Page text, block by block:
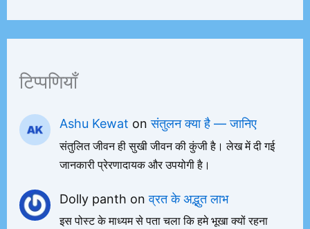
टिप्पणियाँ
Ashu Kewat onसंतुलन क्या है — जानिए
संतुलित जीवन ही सुखी जीवन की कुंजी है। लेख में दी गई
जानकारी प्रेरणादायक और उपयोगी है।
Dolly panth onव्रत के अद्भुत लाभ
इस पोस्ट के माध्यम से पता चला कि हमे भूखा क्यों रहना